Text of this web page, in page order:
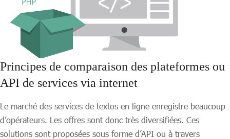
Principes de comparaison des plateformes ou
API de services via internet
Le marché des services de textos en ligne enregistre beaucoup
d’opérateurs. Les offres sont donc très diversifiées. Ces
solutions sont proposées sous forme d’API ou à travers